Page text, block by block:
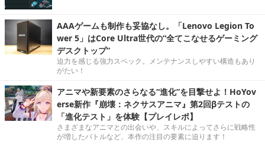
AAAゲームも制作も妥協なし。「Lenovo Legion To
wer 5」はCore Ultra世代の“全てこなせるゲーミング
デスクトップ”
迫力を感じる強力スペック。メンテナンスしやすい構造もあり
がたい！
アニマや新要素のさらなる“進化”を目撃せよ！HoYov
erse新作『崩壊：ネクサスアニマ』第2回βテストの
「進化テスト」を体験【プレイレポ】
さまざまなアニマとの出会いや、スキルによってさらに戦略性
が増したバトルなど、本作の注目の要素に迫ります！